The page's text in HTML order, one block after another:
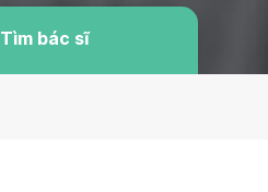
Tìm bác sĩ